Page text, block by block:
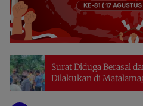
Surat Diduga Berasal
Dilakukan di